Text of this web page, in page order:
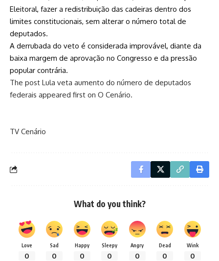
Eleitoral, fazer a redistribuição das cadeiras dentro dos
limites constitucionais, sem alterar o número total de
deputados.
A derrubada do veto é considerada improvável, diante da
baixa margem de aprovação no Congresso e da pressão
popular contrária.
The post Lula veta aumento do número de deputados
federais appeared first on O Cenário.
TV Cenário
What do you think?
Love
0
Sad
0
Happy
0
Sleepy
0
Angry
0
Dead
0
Wink
0